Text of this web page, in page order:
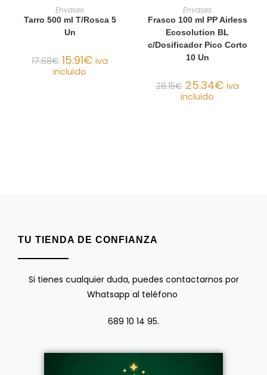
AÑADIR AL CARRITO
Envases
Tarro 500 ml T/Rosca 5
Un
17.68€ 15.91€ iva
incluido
AÑADIR AL CARRITO
Envases
Frasco 100 ml PP Airless
Ecosolution BL
c/Dosificador Pico Corto
10 Un
28.15€ 25.34€ iva
incluido
TU TIENDA DE CONFIANZA
Si tienes cualquier duda, puedes contactarnos por
Whatsapp al teléfono
689 10 14 95.